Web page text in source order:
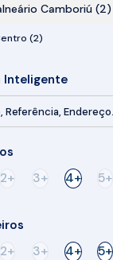
Camboriú (2)
(2)
Inteligente
2+ 3+ 4+ 5+
2+ 3+ 4+ 5+